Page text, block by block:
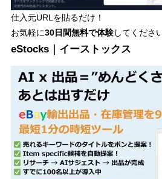
仕入元URLを貼るだけ！
お気軽に30日間無料で体験してくださ
eStocks｜イーストックス